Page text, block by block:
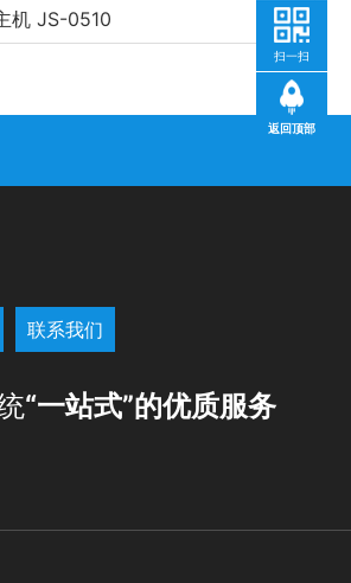
机 JS-0510
联系我们
“一站式”的优质服务
扫一扫
返回顶部